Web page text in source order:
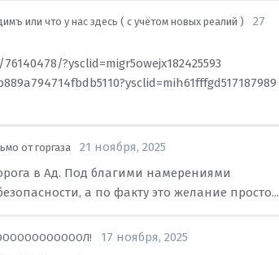
или что у нас здесь ( с учётом новых реалий )
27
?ysclid=migr5owejx182425593
от горгаза
21 ноября, 2025
в Ад. Под благими намерениями
а по факту это желание просто...
17 ноября, 2025